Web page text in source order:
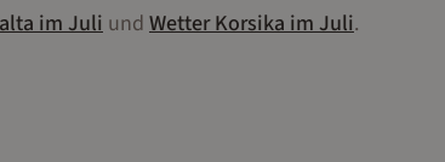
imJuli und WetterKorsikaimJuli.